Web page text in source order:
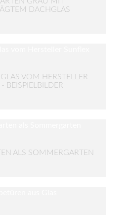
DACHGLAS
VOM HERSTELLER
BEISPIELBILDER
ALS SOMMERGARTEN